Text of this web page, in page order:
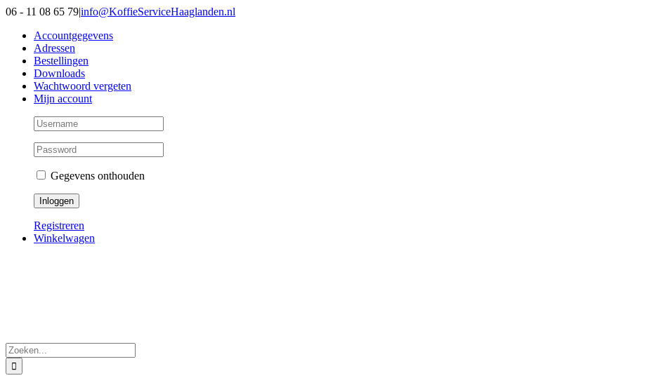
Ga
inhoud
06 - 11 08 65 79|info@KoffieServiceHaaglanden.nl
Accountgegevens
Adressen
Bestellingen
Downloads
Wachtwoord vergeten
Mijn account
Gegevens onthouden
Registreren
Winkelwagen
Zoeken
naar: